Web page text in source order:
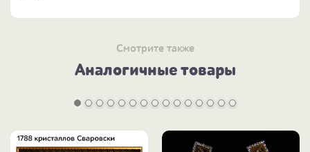
Смотрите также
Аналогичные товары